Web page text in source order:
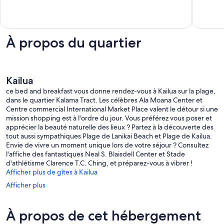
À propos du quartier
Kailua
ce bed and breakfast vous donne rendez-vous à Kailua sur la plage,
dans le quartier Kalama Tract. Les célèbres Ala Moana Center et
Centre commercial International Market Place valent le détour si une
mission shopping est à l'ordre du jour. Vous préférez vous poser et
apprécier la beauté naturelle des lieux ? Partez à la découverte des
tout aussi sympathiques Plage de Lanikai Beach et Plage de Kailua.
Envie de vivre un moment unique lors de votre séjour ? Consultez
l'affiche des fantastiques Neal S. Blaisdell Center et Stade
d'athlétisme Clarence T.C. Ching, et préparez-vous à vibrer !
Afficher plus de gîtes à Kailua
Afficher plus
À propos de cet hébergement